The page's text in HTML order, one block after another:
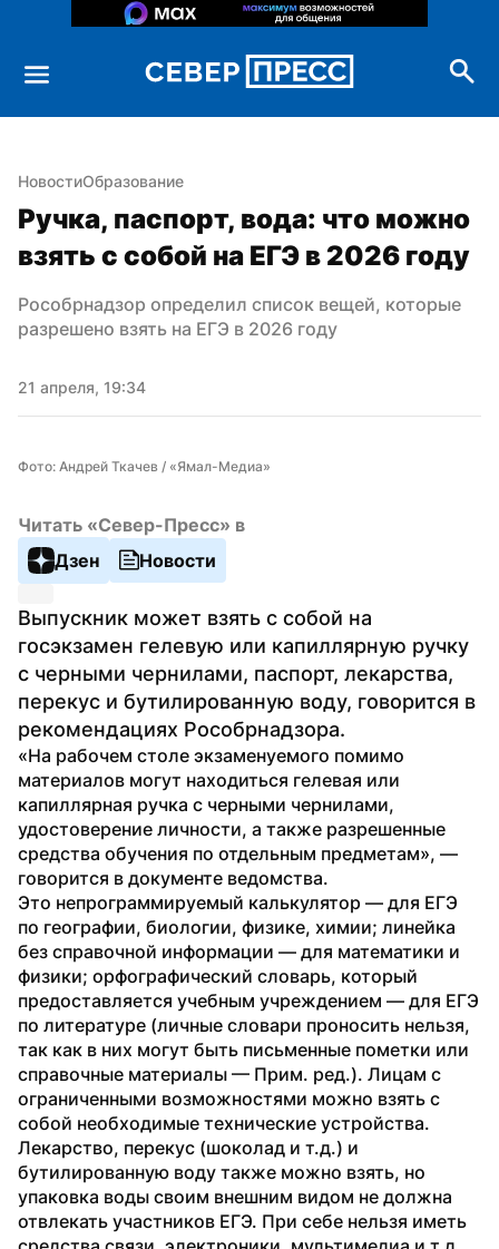
НовостиОбразование
Ручка, паспорт, вода: что можно
взять с собой на ЕГЭ в 2026 году
Рособрнадзор определил список вещей, которые
разрешено взять на ЕГЭ в 2026 году
21 апреля, 19:34
Фото: Андрей Ткачев / «Ямал-Медиа»
Читать «Север-Пресс» в
Дзен
Новости
Выпускник может взять с собой на
госэкзамен гелевую или капиллярную ручку
с черными чернилами, паспорт, лекарства,
перекус и бутилированную воду, говорится в
рекомендациях Рособрнадзора.
«На рабочем столе экзаменуемого помимо
материалов могут находиться гелевая или
капиллярная ручка с черными чернилами,
удостоверение личности, а также разрешенные
средства обучения по отдельным предметам», —
говорится в документе ведомства.
Это непрограммируемый калькулятор — для ЕГЭ
по географии, биологии, физике, химии; линейка
без справочной информации — для математики и
физики; орфографический словарь, который
предоставляется учебным учреждением — для ЕГЭ
по литературе (личные словари проносить нельзя,
так как в них могут быть письменные пометки или
справочные материалы — Прим. ред.). Лицам с
ограниченными возможностями можно взять с
собой необходимые технические устройства.
Лекарство, перекус (шоколад и т.д.) и
бутилированную воду также можно взять, но
упаковка воды своим внешним видом не должна
отвлекать участников ЕГЭ. При себе нельзя иметь